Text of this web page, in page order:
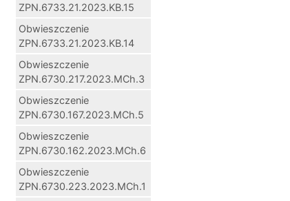
ZPN.6733.21.2023.KB.15
Obwieszczenie
ZPN.6733.21.2023.KB.14
Obwieszczenie
ZPN.6730.217.2023.MCh.3
Obwieszczenie
ZPN.6730.167.2023.MCh.5
Obwieszczenie
ZPN.6730.162.2023.MCh.6
Obwieszczenie
ZPN.6730.223.2023.MCh.1